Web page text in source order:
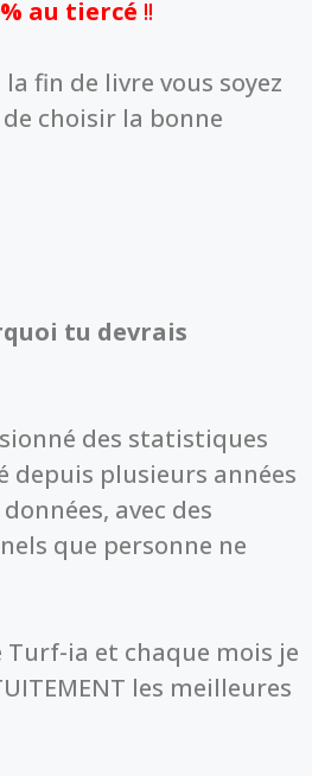
au tiercé !!
la fin de livre vous soyez
choisir la bonne
tu devrais
des statistiques
depuis plusieurs années
avec des
que personne ne
Turf-ia et chaque mois je
les meilleures